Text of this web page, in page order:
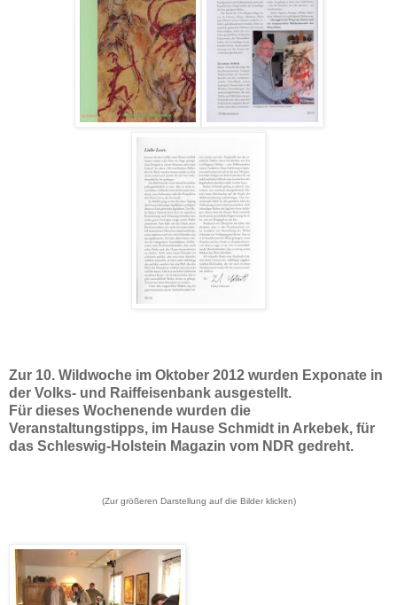
Zur 10. Wildwoche im Oktober 2012 wurden Exponate in
der Volks- und Raiffeisenbank ausgestellt.
Für dieses Wochenende wurden die
Veranstaltungstipps, im Hause Schmidt in Arkebek, für
das Schleswig-Holstein Magazin vom NDR gedreht.
(Zur größeren Darstellung auf die Bilder klicken)